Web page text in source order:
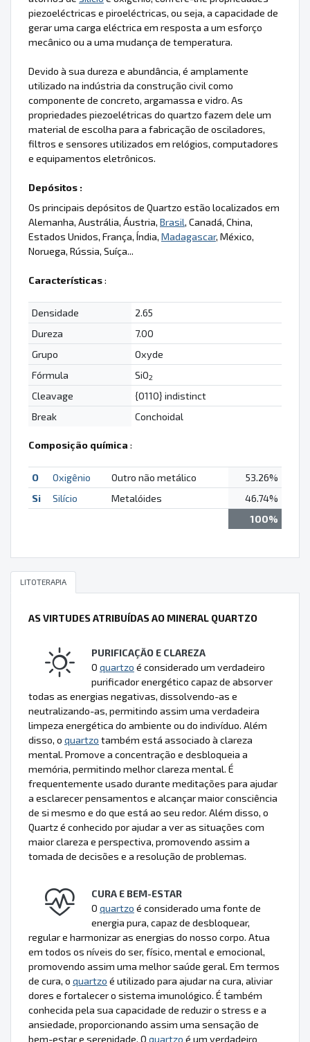
piezoeléctricas e piroeléctricas, ou seja, a capacidade de
gerar uma carga eléctrica em resposta a um esforço
mecânico ou a uma mudança de temperatura.
Devido à sua dureza e abundância, é amplamente
utilizado na indústria da construção civil como
componente de concreto, argamassa e vidro. As
propriedades piezoelétricas do quartzo fazem dele um
material de escolha para a fabricação de osciladores,
filtros e sensores utilizados em relógios, computadores
e equipamentos eletrônicos.
Depósitos :
Os principais depósitos de Quartzo estão localizados em
Alemanha, Austrália, Áustria, Brasil, Canadá, China,
Estados Unidos, França, Índia, Madagascar, México,
Noruega, Rússia, Suíça...
Características:
Densidade
2.65
Dureza
7.00
Grupo
Oxyde
Fórmula
SiO2
Cleavage
{0110} indistinct
Break
Conchoidal
Composição química :
O Oxigênio Outro não metálico
53.26%
Si
Silício Metalóides
46.74%
100%
LITOTERAPIA
AS VIRTUDES ATRIBUÍDAS AO MINERAL QUARTZO
PURIFICAÇÃO E CLAREZA
O quartzo é considerado um verdadeiro
purificador energético capaz de absorver
todas as energias negativas, dissolvendo-as e
neutralizando-as, permitindo assim uma verdadeira
limpeza energética do ambiente ou do indivíduo. Além
disso, o quartzo também está associado à clareza
mental. Promove a concentração e desbloqueia a
memória, permitindo melhor clareza mental. É
frequentemente usado durante meditações para ajudar
a esclarecer pensamentos e alcançar maior consciência
de si mesmo e do que está ao seu redor. Além disso, o
Quartz é conhecido por ajudar a ver as situações com
maior clareza e perspectiva, promovendo assim a
tomada de decisões e a resolução de problemas.
CURA E BEM-ESTAR
O quartzo é considerado uma fonte de
energia pura, capaz de desbloquear,
regular e harmonizar as energias do nosso corpo. Atua
em todos os níveis do ser, físico, mental e emocional,
promovendo assim uma melhor saúde geral. Em termos
de cura, o quartzo é utilizado para ajudar na cura, aliviar
dores e fortalecer o sistema imunológico. É também
conhecida pela sua capacidade de reduzir o stress e a
ansiedade, proporcionando assim uma sensação de
bem-estar e serenidade. O quartzo é um verdadeiro